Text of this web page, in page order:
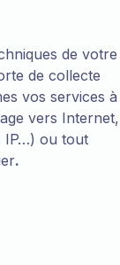
de votre
de collecte
vos services à
vers Internet,
IP…) ou tout
.